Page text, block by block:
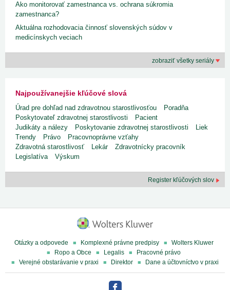
Ako monitorovať zamestnanca vs. ochrana súkromia
zamestnanca?
Aktuálna rozhodovacia činnosť slovenských súdov v
medicínskych veciach
zobraziť všetky seriály
Najpoužívanejšie kľúčové slová
Úrad pre dohľad nad zdravotnou starostlivosťou
Poradňa
Poskytovateľ zdravotnej starostlivosti
Pacient
Judikáty a nálezy
Poskytovanie zdravotnej starostlivosti
Liek
Trendy
Právo
Pracovnoprávne vzťahy
Zdravotná starostlivosť
Lekár
Zdravotnícky pracovník
Legislatíva
Výskum
Register kľúčových slov
Otázky a odpovede Komplexné právne predpisy
Wolters Kluwer
Ropo a Obce
Legalis
Pracovné právo
Verejné obstarávanie v praxi
Direktor Dane a účtovníctvo v praxi